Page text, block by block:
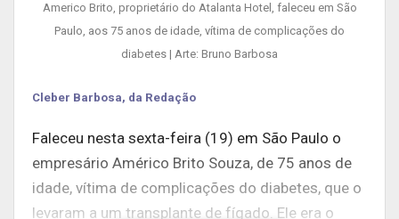
Americo Brito, proprietário do Atalanta Hotel, faleceu em São
Paulo, aos 75 anos de idade, vítima de complicações do
diabetes | Arte: Bruno Barbosa
Cleber Barbosa, da Redação
Faleceu nesta sexta-feira (19) em São Paulo o
empresário Américo Brito Souza, de 75 anos de
idade, vítima de complicações do diabetes, que o
levaram a um transplante de fígado. Ele era o